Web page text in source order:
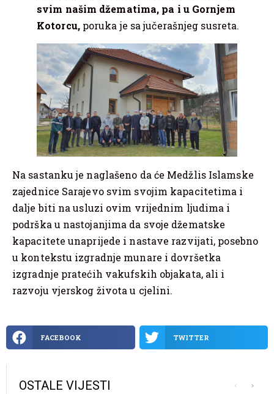
svim našim džematima, pa i u Gornjem
Kotorcu, poruka je sa jučerašnjeg susreta.
Na sastanku je naglašeno da će Medžlis Islamske
zajednice Sarajevo svim svojim kapacitetima i
dalje biti na usluzi ovim vrijednim ljudima i
podrška u nastojanjima da svoje džematske
kapacitete unaprijede i nastave razvijati, posebno
u kontekstu izgradnje munare i dovršetka
izgradnje pratećih vakufskih objakata, ali i
razvoju vjerskog života u cjelini.
FACEBOOK TWITTER
OSTALE VIJESTI